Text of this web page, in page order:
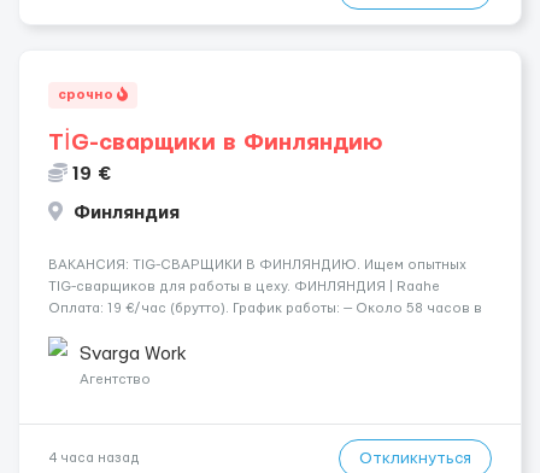
срочно
TİG-сварщики в Финляндию
19 €
Финляндия
​​ВАКАНСИЯ: TIG-СВАРЩИКИ В ФИНЛЯНДИЮ. Ищем опытных
TIG-сварщиков для работы в цеху. ФИНЛЯНДИЯ | Raahe
Оплата: 19 €/час (брутто). График работы: — Около 58 часов в
переработки. Дата начала: — Как можно скорее....
Svarga Work
Агентство
4 часа назад Откликнуться